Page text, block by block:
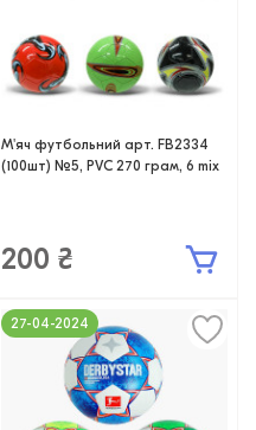
М'яч футбольний арт. FB2334
(100шт) №5, PVC 270 грам, 6 mix
200 ₴
27-04-2024